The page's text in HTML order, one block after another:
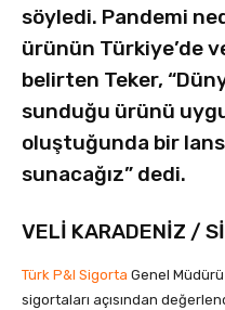
söyledi. Pandemi
ürünün Türkiye’de
belirten Teker,
sunduğu ürünü
oluştuğunda bir
sunacağız” dedi.
VELİ KARADENİZ /
Türk P&I Sigorta Genel Müdürü
sigortaları açısından